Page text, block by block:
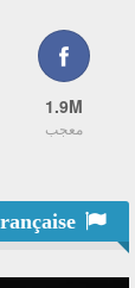
1.9M
معجب